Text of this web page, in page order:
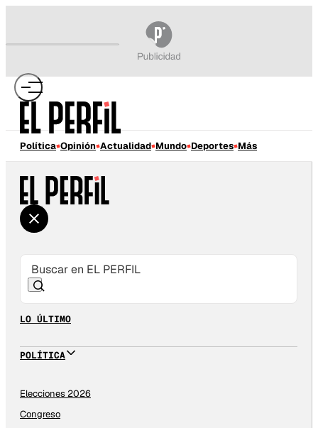
Política Opinión Actualidad Mundo Deportes Más
LO ÚLTIMO
POLÍTICA
Elecciones 2026
Congreso